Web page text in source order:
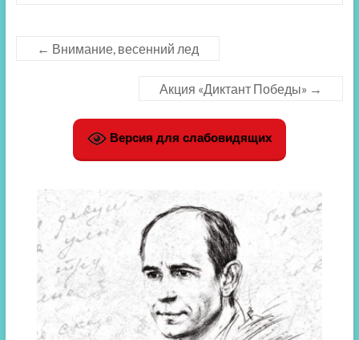
← Внимание, весенний лед
Акция «Диктант Победы» →
Версия для слабовидящих